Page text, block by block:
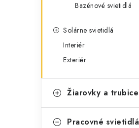
Bazénové svietidlá
Solárne svietidlá
Interiér
Exteriér
Žiarovky a trubice
Pracovné svietidlá